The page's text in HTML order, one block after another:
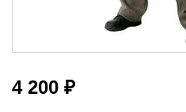
4 200 ₽